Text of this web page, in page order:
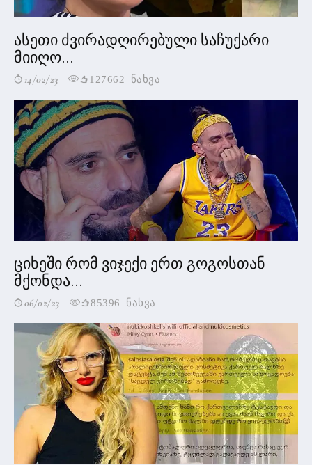
ასეთი ძვირადღირებული საჩუქარი
მიიღო...
14/02/23 127662 ნახვა
ციხეში რომ ვიჯექი ერთ გოგოსთან
მქონდა...
06/02/23 85396 ნახვა